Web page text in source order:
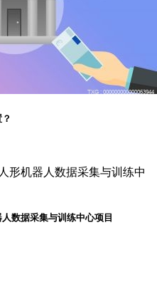
数据采集与训练中心项目